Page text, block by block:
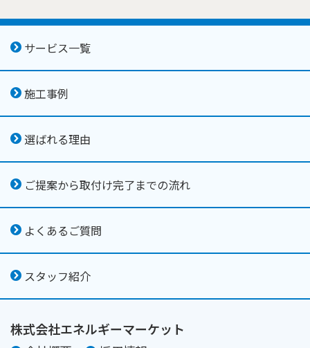
サービス一覧
施工事例
選ばれる理由
ご提案から取付け完了までの流れ
よくあるご質問
スタッフ紹介
株式会社エネルギーマーケット